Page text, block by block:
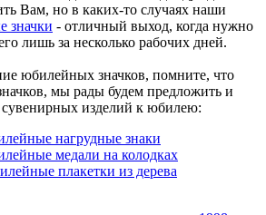
Вам, но в каких-то случаях наши
значки - отличный выход, когда нужно
лишь за несколько рабочих дней.
юбилейных значков, помните, что
мы рады будем предложить и
сувенирных изделий к юбилею:
нагрудные знаки
медали на колодках
плакетки из дерева